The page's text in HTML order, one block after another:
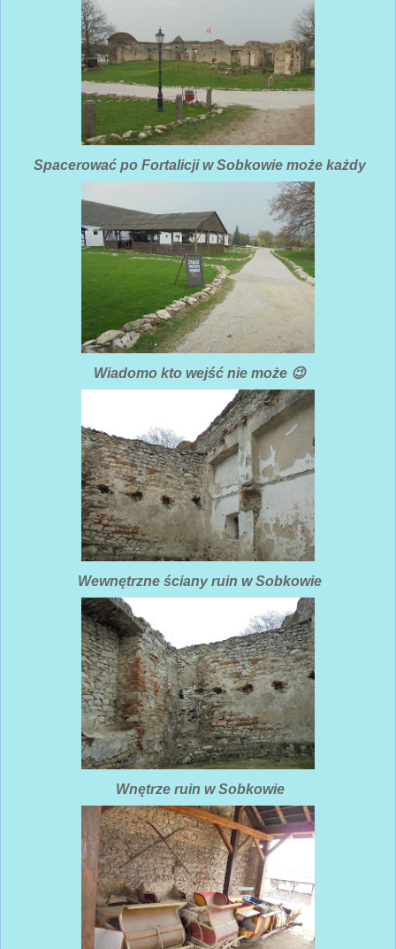
Spacerować po Fortalicji w Sobkowie może każdy
Wiadomo kto wejść nie może 😉
Wewnętrzne ściany ruin w Sobkowie
Wnętrze ruin w Sobkowie